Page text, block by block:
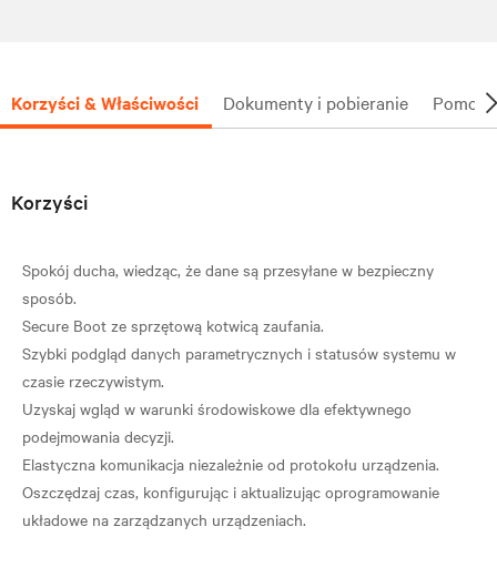
Korzyści & Właściwości Dokumenty i pobieranie Pomoc
Korzyści
Spokój ducha, wiedząc, że dane są przesyłane w bezpieczny
sposób.
Secure Boot ze sprzętową kotwicą zaufania.
Szybki podgląd danych parametrycznych i statusów systemu w
czasie rzeczywistym.
Uzyskaj wgląd w warunki środowiskowe dla efektywnego
podejmowania decyzji.
Elastyczna komunikacja niezależnie od protokołu urządzenia.
Oszczędzaj czas, konfigurując i aktualizując oprogramowanie